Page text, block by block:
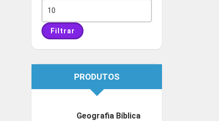
máximo
Filtrar
PRODUTOS
Geografia Bíblica